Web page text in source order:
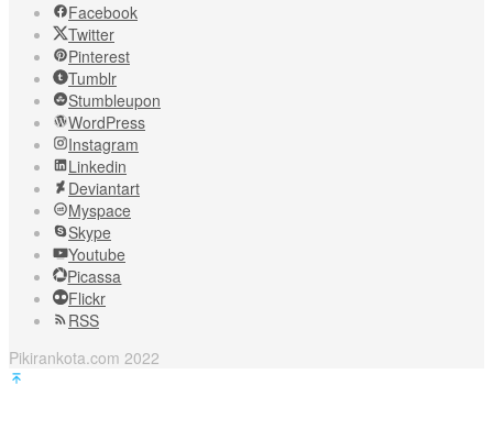
Facebook
Twitter
Pinterest
Tumblr
Stumbleupon
WordPress
Instagram
Linkedin
Deviantart
Myspace
Skype
Youtube
Picassa
Flickr
RSS
Pikirankota.com 2022